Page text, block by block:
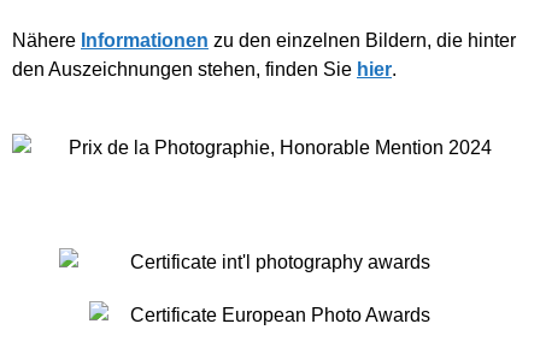
Nähere Informationen zu den einzelnen Bildern, die hinter
den Auszeichnungen stehen, finden Sie hier.